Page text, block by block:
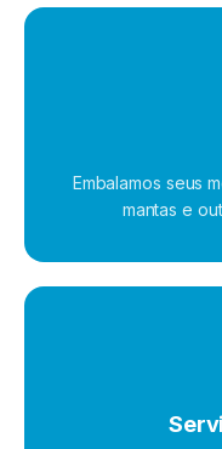
Embalamos seus
mantas e